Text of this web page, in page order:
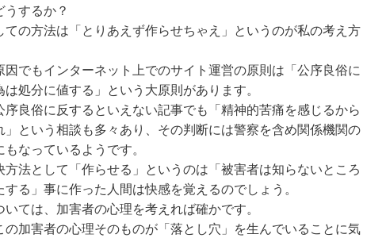
うするか？
ての方法は「とりあえず作らせちゃえ」というのが私の考え方
因でもインターネット上でのサイト運営の原則は「公序良俗に
は処分に値する」という大原則があります。
序良俗に反するといえない記事でも「精神的苦痛を感じるから
」という相談も多々あり、その判断には警察を含め関係機関の
なっているようです。
方法として「作らせる」というのは「被害者は知らないところ
する」事に作った人間は快感を覚えるのでしょう。
いては、加害者の心理を考えれば確かです。
の加害者の心理そのものが「落とし穴」を生んでいることに気